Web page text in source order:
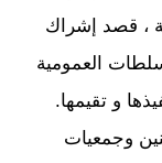
، قصد إشراك
العمومية
و تقيمها.
وجمعيات